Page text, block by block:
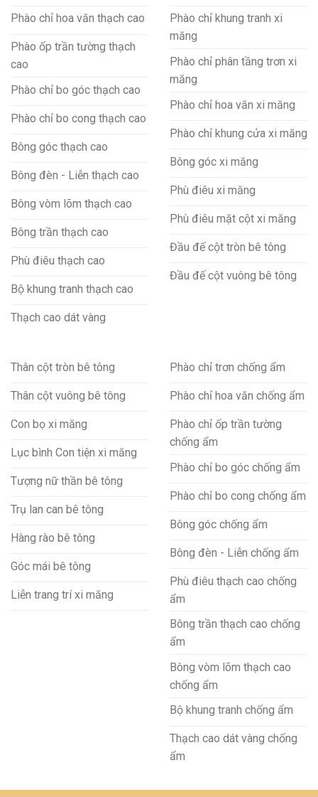
Phào chỉ hoa văn thạch cao
Phào ốp trần tường thạch
cao
Phào chỉ bo góc thạch cao
Phào chỉ bo cong thạch cao
Bông góc thạch cao
Bông đèn - Liễn thạch cao
Bông vòm lõm thạch cao
Bông trần thạch cao
Phù điêu thạch cao
Bộ khung tranh thạch cao
Thạch cao dát vàng
Phào chỉ khung tranh xi
măng
Phào chỉ phân tầng trơn xi
măng
Phào chỉ hoa văn xi măng
Phào chỉ khung cửa xi măng
Bông góc xi măng
Phù điêu xi măng
Phù điêu mặt cột xi măng
Đầu đế cột tròn bê tông
Đầu đế cột vuông bê tông
Thân cột tròn bê tông
Thân cột vuông bê tông
Con bọ xi măng
Lục bình Con tiện xi măng
Tượng nữ thần bê tông
Trụ lan can bê tông
Hàng rào bê tông
Góc mái bê tông
Liễn trang trí xi măng
Phào chỉ trơn chống ẩm
Phào chỉ hoa văn chống ẩm
Phào chỉ ốp trần tường
chống ẩm
Phào chỉ bo góc chống ẩm
Phào chỉ bo cong chống ẩm
Bông góc chống ẩm
Bông đèn - Liễn chống ẩm
Phù điêu thạch cao chống
ẩm
Bông trần thạch cao chống
ẩm
Bông vòm lõm thạch cao
chống ẩm
Bộ khung tranh chống ẩm
Thạch cao dát vàng chống
ẩm